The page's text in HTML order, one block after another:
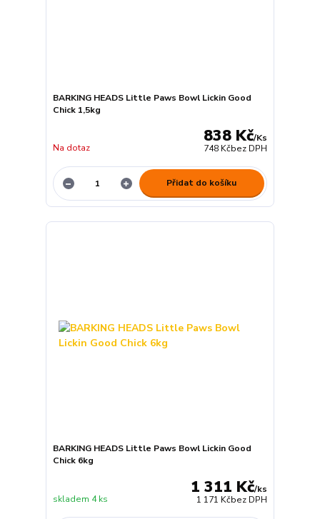
BARKING HEADS Little Paws Bowl Lickin Good
Chick 1,5kg
838 Kč/Ks
748 Kčbez DPH
Na dotaz
Přidat do košíku
BARKING HEADS Little Paws Bowl Lickin Good
Chick 6kg
1 311 Kč/ks
1 171 Kčbez DPH
skladem 4 ks